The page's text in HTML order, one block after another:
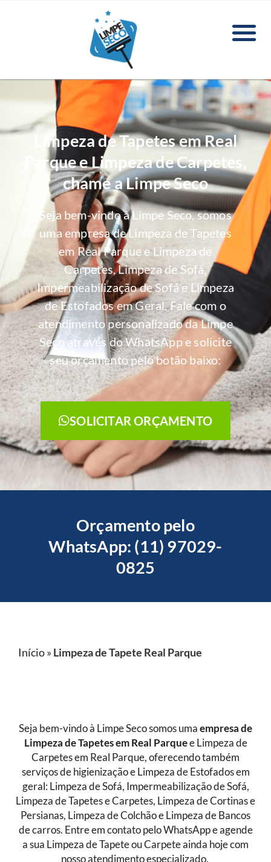
Limpeza de Tapetes em Real
Parque e Limpeza de Carpetes,
chame a Limpe Seco
Seja bem-vindo à Limpe Seco, somos
uma empresa de Limpeza de Tapetes
em Real Parque e Limpeza de
Carpetes, Limpeza de Sofá,
Impermeabilização de Sofá e Limpeza
de Estofados em Geral. Fale com o
atendimento personalizado da Limpe
Seco através do WhatsApp e solicite
seu orçamento pelo botão baixo:
SOLICITAR ORÇAMENTO
Orçamento pelo
WhatsApp: (11) 97029-
0825
Início» Limpeza de Tapete Real Parque
Seja bem-vindo à Limpe Seco somos uma empresa de
Limpeza de Tapetesem Real Parquee Limpeza de
Carpetes em Real Parque, oferecendo também
serviços de higienização e Limpeza de Estofados em
geral: Limpeza de Sofá, Impermeabilização de Sofá,
Limpeza de Tapetes e Carpetes, Limpeza de Cortinas e
Persianas, Limpeza de Colchão e Limpeza de Bancos
de carros. Entre em contato pelo WhatsApp e agende
a sua Limpeza de Tapete ou Carpete ainda hoje com
nosso atendimento especializado.